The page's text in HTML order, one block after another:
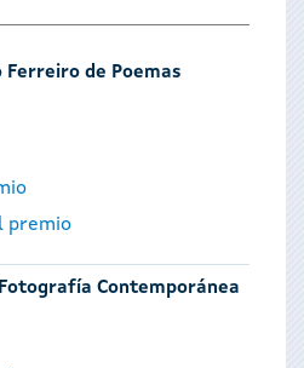
Ferreiro de Poemas
premio
Contemporánea